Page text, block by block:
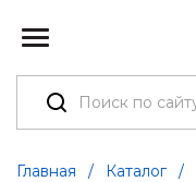
Главная / Каталог /